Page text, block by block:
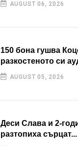
AUGUST 06, 2026
150 бона гушва
разкостеното си
AUGUST 05, 2026
Деси Слава и 2-
разтопиха сърцат...